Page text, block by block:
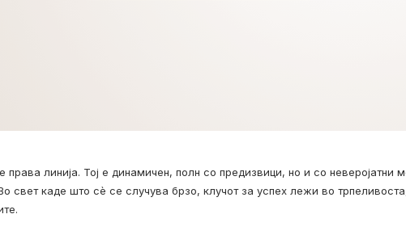
права линија. Тој е динамичен, полн со предизвици, но и со неверојатни
свет каде што сѐ се случува брзо, клучот за успех лежи во